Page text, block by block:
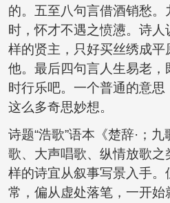
的。五至八句言借酒销愁
时，怀才不遇之愤懑。诗
样的贤主，只好买丝绣成平
他。最后四句言人生易老，
时行乐吧。一个普通的意
这么多奇思妙想。
诗题“浩歌”语本《楚辞·；
歌、大声唱歌、纵情放歌
样的诗宜从叙事写景入手。
常，偏从虚处落笔，一开